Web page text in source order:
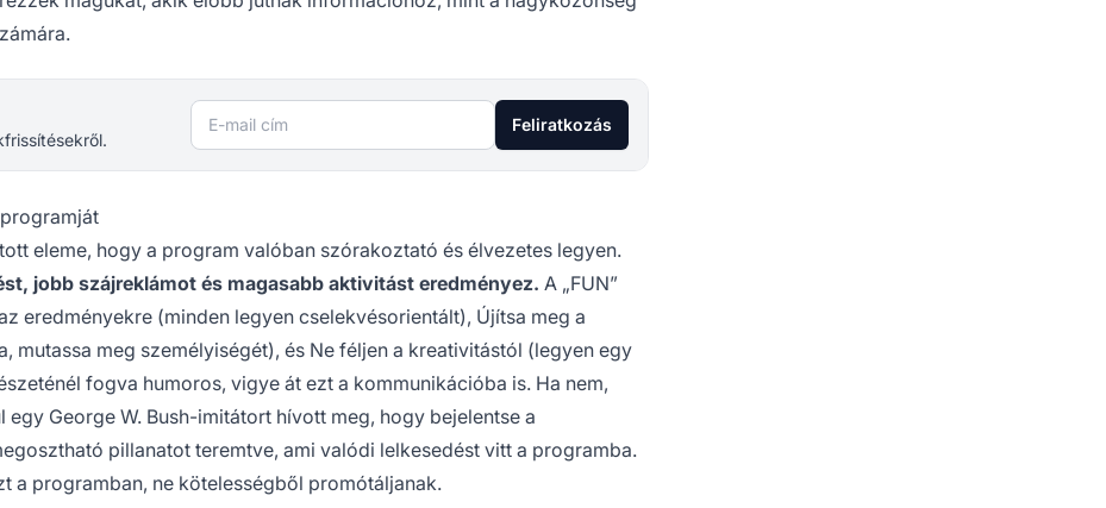
E-mail cím Feliratkozás
eleme, hogy a program valóban szórakoztató és élvezetes legyen.
jobb szájreklámot és magasabb aktivitást eredményez. A „FUN”
eredményekre (minden legyen cselekvésorientált), Újítsa meg a
mutassa meg személyiségét), és Ne féljen a kreativitástól (legyen egy
fogva humoros, vigye át ezt a kommunikációba is. Ha nem,
George W. Bush-imitátort hívott meg, hogy bejelentse a
pillanatot teremtve, ami valódi lelkesedést vitt a programba.
a programban, ne kötelességből promótáljanak.